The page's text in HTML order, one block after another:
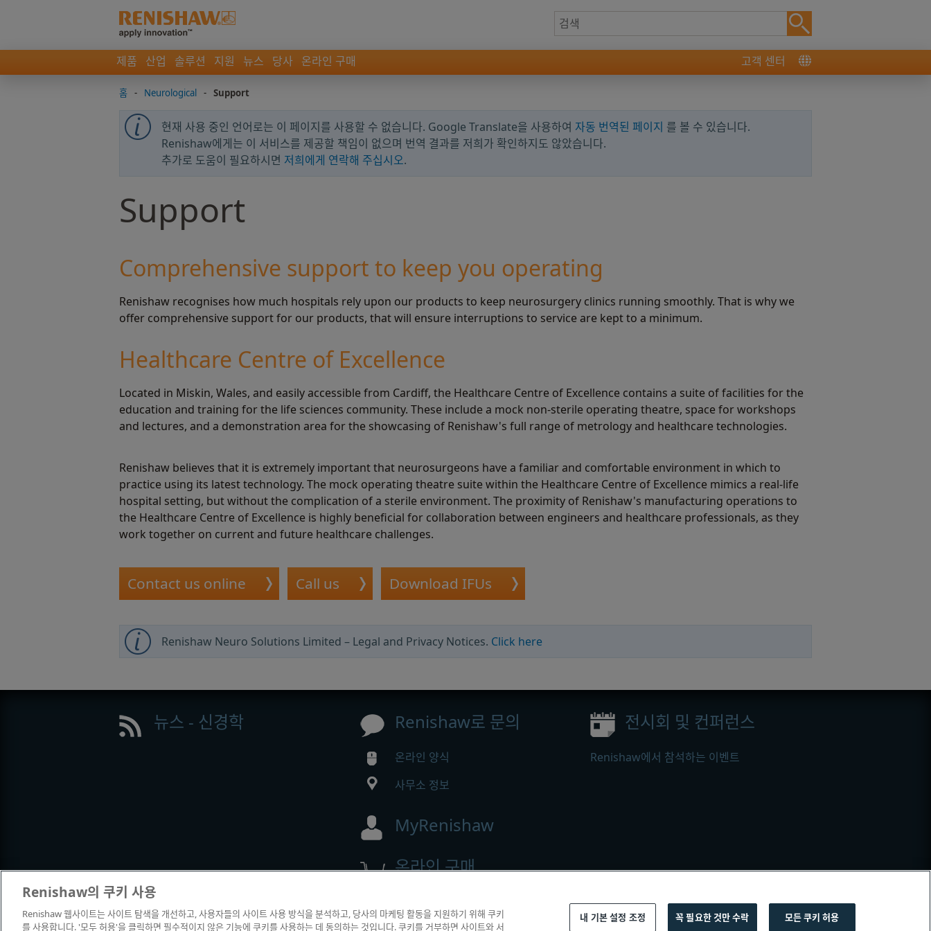
제품 산업 솔루션 지원 뉴스 당사 온라인 구매 고객 센터
홈 - Neurological - Support
현재 사용 중인 언어로는 이 페이지를 사용할 수 없습니다. Google Translate을 사용하여 자동 번역된 페이지 를 볼 수 있습니다.
Renishaw에게는 이 서비스를 제공할 책임이 없으며 번역 결과를 저희가 확인하지도 않았습니다.
추가로 도움이 필요하시면 저희에게 연락해 주십시오.
Support
Comprehensive support to keep you operating
Renishaw recognises how much hospitals rely upon our products to keep neurosurgery clinics running smoothly. That is why we
offer comprehensive support for our products, that will ensure interruptions to service are kept to a minimum.
Healthcare Centre of Excellence
Located in Miskin, Wales, and easily accessible from Cardiff, the Healthcare Centre of Excellence contains a suite of facilities for the
education and training for the life sciences community. These include a mock non-sterile operating theatre, space for workshops
and lectures, and a demonstration area for the showcasing of Renishaw's full range of metrology and healthcare technologies.
Renishaw believes that it is extremely important that neurosurgeons have a familiar and comfortable environment in which to
practice using its latest technology. The mock operating theatre suite within the Healthcare Centre of Excellence mimics a real-life
hospital setting, but without the complication of a sterile environment. The proximity of Renishaw's manufacturing operations to
the Healthcare Centre of Excellence is highly beneficial for collaboration between engineers and healthcare professionals, as they
work together on current and future healthcare challenges.
Contact us online Call us Download IFUs
Renishaw Neuro Solutions Limited – Legal and Privacy Notices. Click here
뉴스 - 신경학 Renishaw로 문의
온라인 양식
사무소 정보
MyRenishaw
온라인 구매
전시회 및 컨퍼런스
Renishaw에서 참석하는 이벤트
© 2001-2026 Renishaw plc. All rights reserved.
Renishaw의 쿠키 사용
Renishaw 웹사이트는 사이트 탐색을 개선하고, 사용자들의 사이트 사용 방식을 분석하고, 당사의 마케팅 활동을 지원하기 위해 쿠키
를 사용합니다. '모두 허용'을 클릭하면 필수적이지 않은 기능에 쿠키를 사용하는 데 동의하는 것입니다. 쿠키를 거부하면 사이트와 서
내 기본 설정 조정 꼭 필요한 것만 수락 모든 쿠키 허용